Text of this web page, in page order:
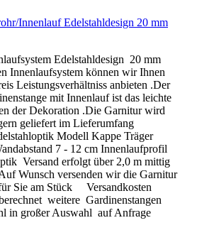
Innenlauf Edelstahldesign 20 mm
Edelstahldesign 20 mm
Innenlaufsystem können wir Ihnen
Leistungsverhältniss anbieten .Der
mit Innenlauf ist das leichte
der Dekoration .Die Garnitur wird
geliefert im Lieferumfang
Modell Kappe Träger
7 - 12 cm Innenlaufprofil
Versand erfolgt über 2,0 m mittig
Wunsch versenden wir die Garnitur
Sie am Stück Versandkosten
weitere Gardinenstangen
in großer Auswahl auf Anfrage